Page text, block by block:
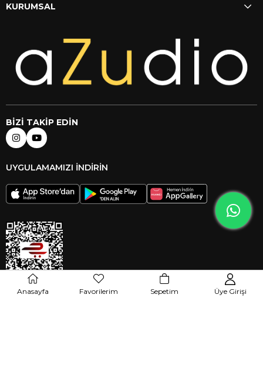
KURUMSAL
BİZİ TAKİP EDİN
UYGULAMAMIZI İNDİRİN
Anasayfa Favorilerim Sepetim Üye Girişi